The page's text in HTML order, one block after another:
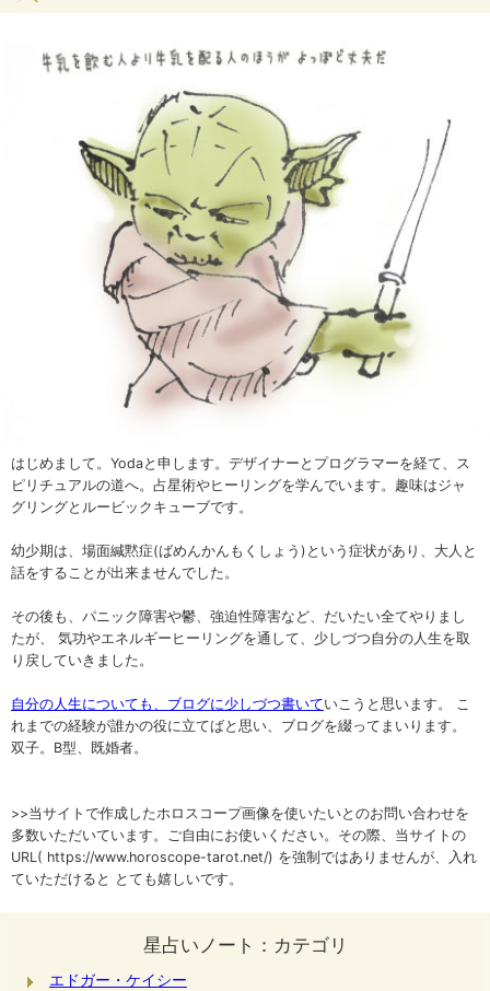
はじめまして。Yodaと申します。デザイナーとプログラマーを経て、ス
ピリチュアルの道へ。占星術やヒーリングを学んでいます。趣味はジャ
グリングとルービックキューブです。
幼少期は、場面緘黙症(ばめんかんもくしょう)という症状があり、大人と
話をすることが出来ませんでした。
その後も、パニック障害や鬱、強迫性障害など、だいたい全てやりまし
たが、 気功やエネルギーヒーリングを通して、少しづつ自分の人生を取
り戻していきました。
自分の人生についても、ブログに少しづつ書いていこうと思います。 こ
れまでの経験が誰かの役に立てばと思い、ブログを綴ってまいります。
双子。B型、既婚者。
>>当サイトで作成したホロスコープ画像を使いたいとのお問い合わせを
多数いただいています。ご自由にお使いください。その際、当サイトの
URL( https://www.horoscope-tarot.net/) を強制ではありませんが、入れ
ていただけると とても嬉しいです。
星占いノート：カテゴリ
エドガー・ケイシー